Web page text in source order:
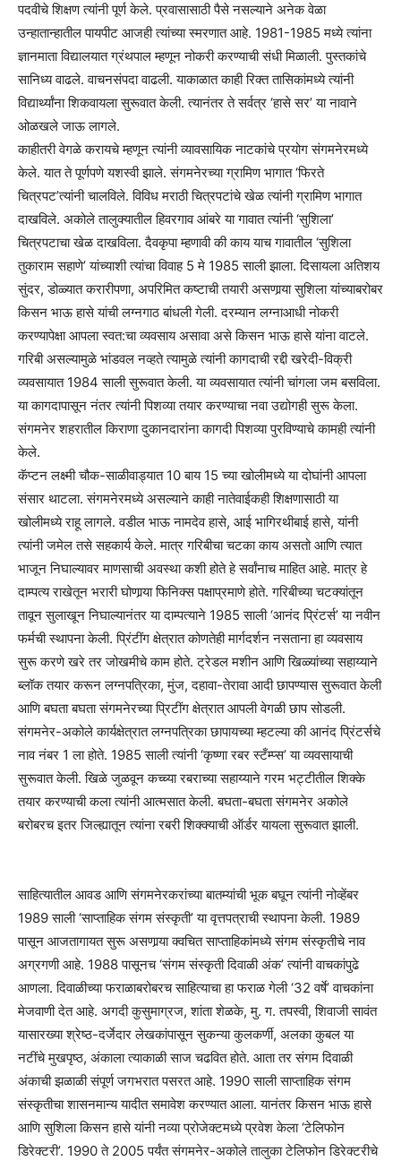
पदवीचे शिक्षण त्यांनी पूर्ण केले. प्रवासासाठी पैसे नसल्याने अनेक वेळा
उन्हातान्हातील पायपीट आजही त्यांच्या स्मरणात आहे. 1981-1985 मध्ये त्यांना
ज्ञानमाता विद्यालयात ग्रंथपाल म्हणून नोकरी करण्याची संधी मिळाली. पुस्तकांचे
सानिध्य वाढले. वाचनसंपदा वाढली. याकाळात काही रिक्त तासिकांमध्ये त्यांनी
विद्यार्थ्यांना शिकवायला सुरूवात केली. त्यानंतर ते सर्वत्र ‘हासे सर’ या नावाने
ओळखले जाऊ लागले.
काहीतरी वेगळे करायचे म्हणून त्यांनी व्यावसायिक नाटकांचे प्रयोग संगमनेरमध्ये
केले. यात ते पूर्णपणे यशस्वी झाले. संगमनेरच्या ग्रामिण भागात ‘फिरते
चित्रपट’त्यांनी चालविले. विविध मराठी चित्रपटांचे खेळ त्यांनी ग्रामिण भागात
दाखविले. अकोले तालुक्यातील हिवरगाव आंबरे या गावात त्यांनी ‘सुशिला’
चित्रपटाचा खेळ दाखविला. दैवकृपा म्हणावी की काय याच गावातील ‘सुशिला
तुकाराम सहाणे’ यांच्याशी त्यांचा विवाह 5 मे 1985 साली झाला. दिसायला अतिशय
सुंदर, डोळ्यात करारीपणा, अपरिमित कष्टाची तयारी असणार्‍या सुशिला यांच्याबरोबर
किसन भाऊ हासे यांची लग्नगाठ बांधली गेली. दरम्यान लग्नाआधी नोकरी
करण्यापेक्षा आपला स्वत:चा व्यवसाय असावा असे किसन भाऊ हासे यांना वाटले.
गरिबी असल्यामुळे भांडवल नव्हते त्यामुळे त्यांनी कागदाची रद्दी खरेदी-विक्री
व्यवसायात 1984 साली सुरूवात केली. या व्यवसायात त्यांनी चांगला जम बसविला.
या कागदापासून नंतर त्यांनी पिशव्या तयार करण्याचा नवा उद्योगही सुरू केला.
संगमनेर शहरातील किराणा दुकानदारांना कागदी पिशव्या पुरविण्याचे कामही त्यांनी
केले.
कॅप्टन लक्ष्मी चौक-साळीवाड्यात 10 बाय 15 च्या खोलीमध्ये या दोघांनी आपला
संसार थाटला. संगमनेरमध्ये असल्याने काही नातेवाईकही शिक्षणासाठी या
खोलीमध्ये राहू लागले. वडील भाऊ नामदेव हासे, आई भागिरथीबाई हासे, यांनी
त्यांनी जमेल तसे सहकार्य केले. मात्र गरिबीचा चटका काय असतो आणि त्यात
भाजून निघाल्यावर माणसाची अवस्था कशी होते हे सर्वांनाच माहित आहे. मात्र हे
दाम्पत्य राखेतून भरारी घोणार्‍या फिनिक्स पक्षाप्रमाणे होते. गरिबीच्या चटक्यांतून
तावून सुलाखून निघाल्यानंतर या दाम्पत्याने 1985 साली ‘आनंद प्रिंटर्स’ या नवीन
फर्मची स्थापना केली. प्रिंटींग क्षेत्रात कोणतेही मार्गदर्शन नसताना हा व्यवसाय
सुरू करणे खरे तर जोखमीचे काम होते. ट्रेडल मशीन आणि खिळ्यांच्या सहाय्याने
ब्लॉक तयार करून लग्नपत्रिका, मुंज, दहावा-तेरावा आदी छापण्यास सुरूवात केली
आणि बघता बघता संगमनेरच्या प्रिटींग क्षेत्रात आपली वेगळी छाप सोडली.
संगमनेर-अकोले कार्यक्षेत्रात लग्नपत्रिका छापायच्या म्हटल्या की आनंद प्रिंटर्सचे
नाव नंबर 1 ला होते. 1985 साली त्यांनी ‘कृष्णा रबर स्टँम्प्स’ या व्यवसायाची
सुरूवात केली. खिळे जुळवून कच्च्या रबराच्या सहाय्याने गरम भट्टीतील शिक्के
तयार करण्याची कला त्यांनी आत्मसात केली. बघता-बघता संगमनेर अकोले
बरोबरच इतर जिल्ह्यातून त्यांना रबरी शिक्क्याची ऑर्डर यायला सुरूवात झाली.
साहित्यातील आवड आणि संगमनेरकरांच्या बातम्यांची भूक बघून त्यांनी नोव्हेंबर
1989 साली ‘साप्ताहिक संगम संस्कृती’ या वृत्तपत्राची स्थापना केली. 1989
पासून आजतागायत सुरू असणार्‍या क्वचित साप्ताहिकांमध्ये संगम संस्कृतीचे नाव
अग्रगणी आहे. 1988 पासूनच ‘संगम संस्कृती दिवाळी अंक’ त्यांनी वाचकांपुढे
आणला. दिवाळीच्या फराळाबरोबरच साहित्याचा हा फराळ गेली ‘32 वर्षे’ वाचकांना
मेजवाणी देत आहे. अगदी कुसुमाग्रज, शांता शेळके, मु. ग. तपस्वी, शिवाजी सावंत
यासारख्या श्रेष्ठ-दर्जेदार लेखकांपासून सुकन्या कुलकर्णी, अलका कुबल या
नटींचे मुखपृष्ठ, अंकाला त्याकाळी साज चढवित होते. आता तर संगम दिवाळी
अंकाची झळाळी संपूर्ण जगभरात पसरत आहे. 1990 साली साप्ताहिक संगम
संस्कृतीचा शासनमान्य यादीत समावेश करण्यात आला. यानंतर किसन भाऊ हासे
आणि सुशिला किसन हासे यांनी नव्या प्रोजेक्टमध्ये प्रवेश केला ‘टेलिफोन
डिरेक्टरी’. 1990 ते 2005 पर्यंत संगमनेर-अकोले तालुका टेलिफोन डिरेक्टरीचे